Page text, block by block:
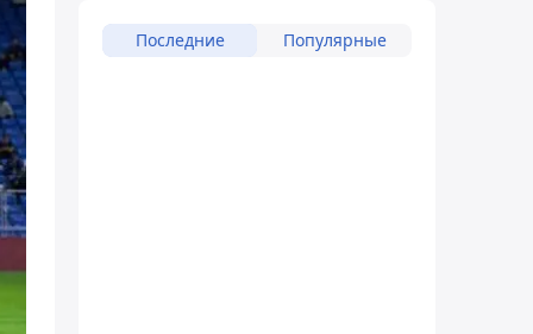
Последние Популярные